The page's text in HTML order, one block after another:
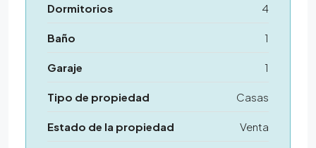
Dormitorios 4
Baño 1
Garaje 1
Tipo de propiedad Casas
Estado de la propiedad Venta